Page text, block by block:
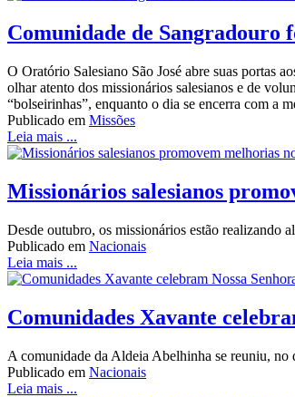
Comunidade de Sangradouro
O Oratório Salesiano São José abre suas portas
olhar atento dos missionários salesianos e de
“bolseirinhas”, enquanto o dia se encerra com a
Publicado em Missões
Leia mais ...
Missionários salesianos
Desde outubro, os missionários estão realizando
Publicado em Nacionais
Leia mais ...
Comunidades Xavante
A comunidade da Aldeia Abelhinha se reuniu,
Publicado em Nacionais
Leia mais ...